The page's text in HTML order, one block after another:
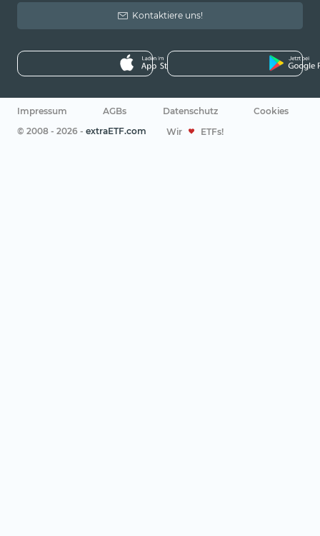
Kontaktiere uns!
Impressum AGBs Datenschutz
Cookies
© 2008 - 2026 - extraETF.com Wir ETFs!